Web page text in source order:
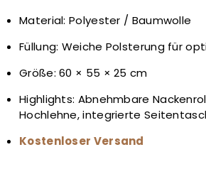
Material: Polyester / Baumwolle
Füllung: Weiche Polsterung für
Größe: 60 × 55 × 25 cm
Highlights: Abnehmbare
Hochlehne, integrierte
Kostenloser Versand